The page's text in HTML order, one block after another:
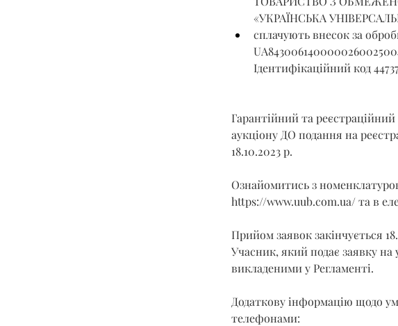
«УКРАЇНСЬКА
сплачують внесок за
Ідентифікаційний код
Гарантійний та
аукціону ДО подання на
18.10.2023 р.
Ознайомитись з
https://www.uub.com.ua/ та в
Прийом заявок закінчується
Учасник, який подає заявку на
викладеними у Регламенті.
Додаткову інформацію щодо
телефонами: